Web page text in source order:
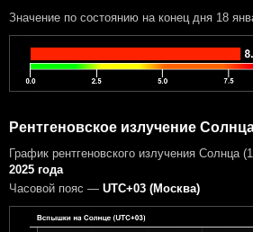
Значение по состоянию на конец дня 18
Рентгеновское излучение
График рентгеновского излучения Солнца
2025 года
Часовой пояс — UTC+03 (Москва)